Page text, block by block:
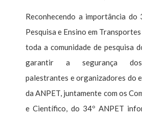
Reconhecendo a importância do
Pesquisa e Ensino em
toda a comunidade de pesquisa
garantir a segurança dos
palestrantes e organizadores do
da ANPET, juntamente com os
e Científico, do 34º ANPET